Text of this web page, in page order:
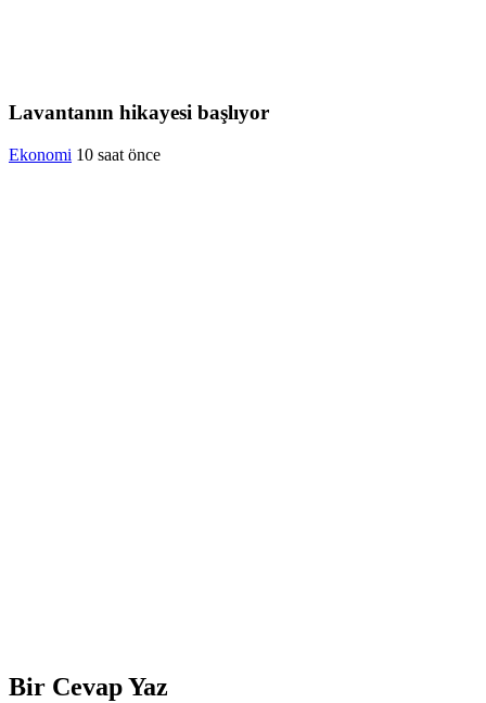
Lavantanın hikayesi başlıyor
Ekonomi 10 saat önce
Bir Cevap Yaz